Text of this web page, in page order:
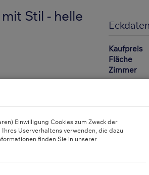
Stil - helle
Eckdaten
Kaufpreis
Fläche
Zimmer
Objektnr.
Einwilligung Cookies zum Zweck der
Userverhaltens verwenden, die dazu
finden Sie in unserer